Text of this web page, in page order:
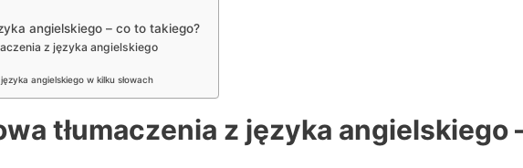
angielskiego – co to takiego?
z języka angielskiego
angielskiego w kilku słowach
tłumaczenia z języka angielskiego